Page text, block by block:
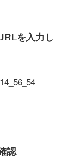
を入力し
認